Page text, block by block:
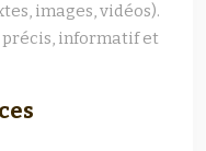
images, vidéos).
informatif et